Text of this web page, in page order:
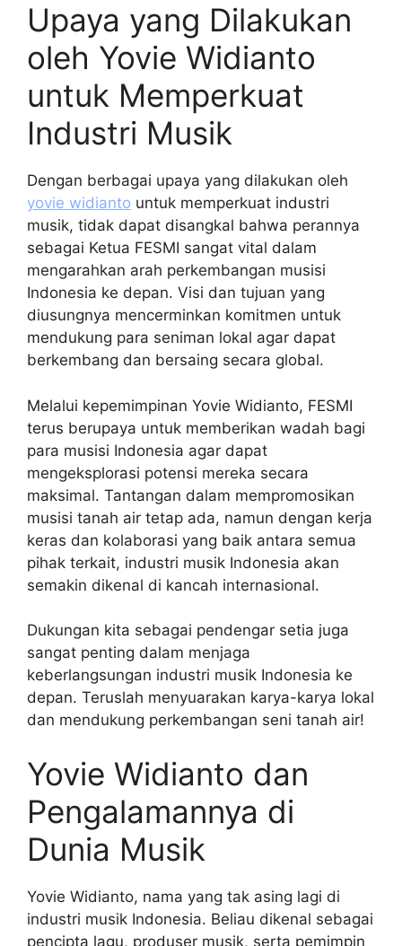
Upaya yang Dilakukan
oleh Yovie Widianto
untuk Memperkuat
Industri Musik
Dengan berbagai upaya yang dilakukan oleh
yovie widianto untuk memperkuat industri
musik, tidak dapat disangkal bahwa perannya
sebagai Ketua FESMI sangat vital dalam
mengarahkan arah perkembangan musisi
Indonesia ke depan. Visi dan tujuan yang
diusungnya mencerminkan komitmen untuk
mendukung para seniman lokal agar dapat
berkembang dan bersaing secara global.
Melalui kepemimpinan Yovie Widianto, FESMI
terus berupaya untuk memberikan wadah bagi
para musisi Indonesia agar dapat
mengeksplorasi potensi mereka secara
maksimal. Tantangan dalam mempromosikan
musisi tanah air tetap ada, namun dengan kerja
keras dan kolaborasi yang baik antara semua
pihak terkait, industri musik Indonesia akan
semakin dikenal di kancah internasional.
Dukungan kita sebagai pendengar setia juga
sangat penting dalam menjaga
keberlangsungan industri musik Indonesia ke
depan. Teruslah menyuarakan karya-karya lokal
dan mendukung perkembangan seni tanah air!
Yovie Widianto dan
Pengalamannya di
Dunia Musik
Yovie Widianto, nama yang tak asing lagi di
industri musik Indonesia. Beliau dikenal sebagai
pencipta lagu, produser musik, serta pemimpin